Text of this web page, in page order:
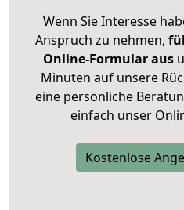
Wenn Sie Interesse
Anspruch zu nehmen,
Online-Formular aus
Minuten auf unsere
eine persönliche
einfach unser
Kostenlose